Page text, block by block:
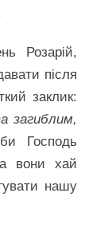
Розарій,
після
заклик:
загиблим,
Господь
вони хай
нашу